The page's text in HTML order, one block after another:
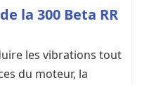
la 300 Beta RR
les vibrations tout
du moteur, la